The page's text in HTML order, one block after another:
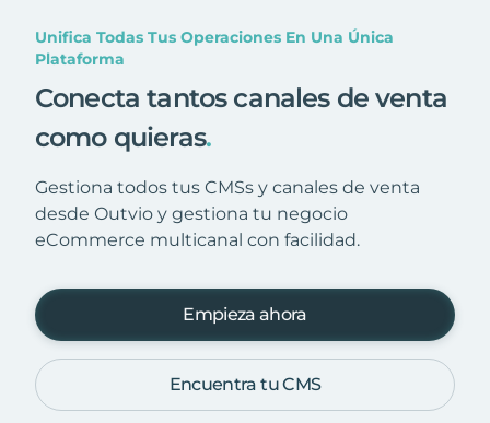
Unifica Todas Tus Operaciones En Una Única
Plataforma
Conecta tantos canales de venta
como quieras.
Gestiona todos tus CMSs y canales de venta
desde Outvio y gestiona tu negocio
eCommerce multicanal con facilidad.
Empieza ahora
Encuentra tu CMS